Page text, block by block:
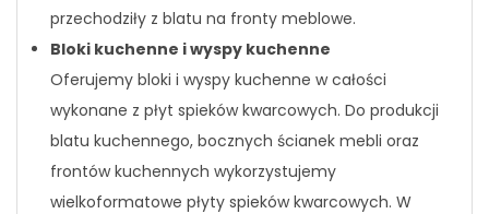
przechodziły z blatu na fronty meblowe.
Bloki kuchenne i wyspy kuchenne
Oferujemy bloki i wyspy kuchenne w całości
wykonane z płyt spieków kwarcowych. Do produkcji
blatu kuchennego, bocznych ścianek mebli oraz
frontów kuchennych wykorzystujemy
wielkoformatowe płyty spieków kwarcowych. W